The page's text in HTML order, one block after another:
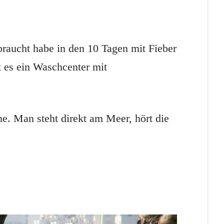
habe in den 10 Tagen mit Fieber
ein Waschcenter mit
Man steht direkt am Meer, hört die